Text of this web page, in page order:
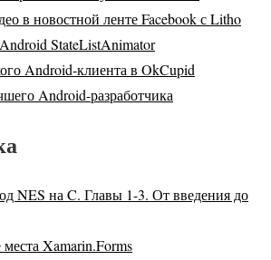
в новостной ленте Facebook с Litho
StateListAnimator
Android-клиента в OkCupid
Android-разработчика
NES на C. Главы 1-3. От введения до
Xamarin.Forms